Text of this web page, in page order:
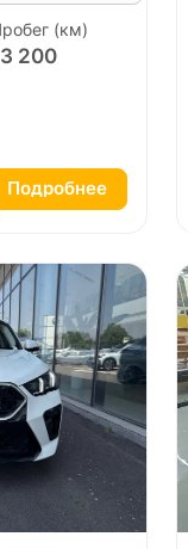
(км)
200
Подробнее